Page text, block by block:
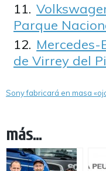
Parque
de Virrey del
Sony fabricará en masa
más...